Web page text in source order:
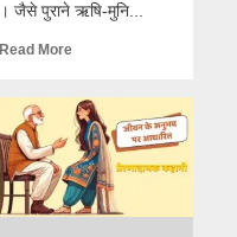
। जैसे पुराने ऋषि-मुनि...
Read More